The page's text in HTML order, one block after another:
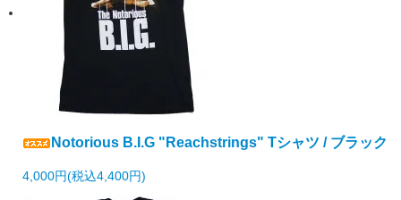
Notorious B.I.G "Reachstrings" Tシャツ / ブラック
4,000円(税込4,400円)